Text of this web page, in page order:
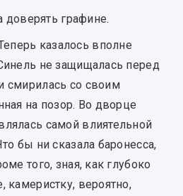
доверять графине.
казалось вполне
не защищалась перед
смирилась со своим
на позор. Во дворце
самой влиятельной
бы ни сказала баронесса,
того, зная, как глубоко
камеристку, вероятно,